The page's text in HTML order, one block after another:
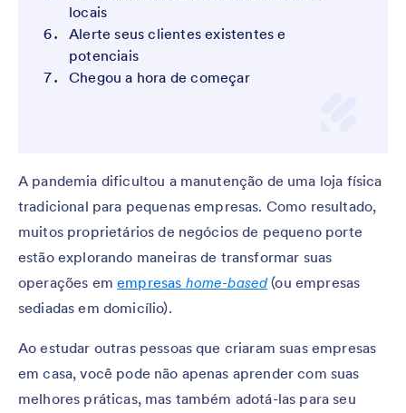
locais
Alerte seus clientes existentes e
potenciais
Chegou a hora de começar
A pandemia dificultou a manutenção de uma loja física
tradicional para pequenas empresas. Como resultado,
muitos proprietários de negócios de pequeno porte
estão explorando maneiras de transformar suas
operações emempresas home-based(ou empresas
sediadas em domicílio).
Ao estudar outras pessoas que criaram suas empresas
em casa, você pode não apenas aprender com suas
melhores práticas, mas também adotá-las para seu